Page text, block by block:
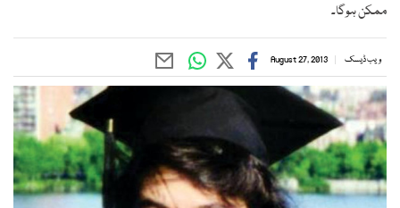
ممکن ہوگا۔
ویب ڈیسک August 27, 2013